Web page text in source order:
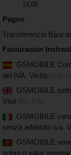
14,00
Pagos
Transferencia
Facturación
GSMOBILE
del IVA. Visíta
GSMOBILE
Visit
.
GSMOBILE
senza addebito iva.
GSMOBILE
sobre o valor